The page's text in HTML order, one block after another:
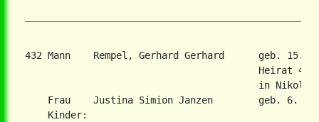
432 Mann    Rempel, Gerhard Gerhard      geb. 15.
Heirat 4.
in
Frau    Justina Simion Janzen        geb. 6.
    Kinder: